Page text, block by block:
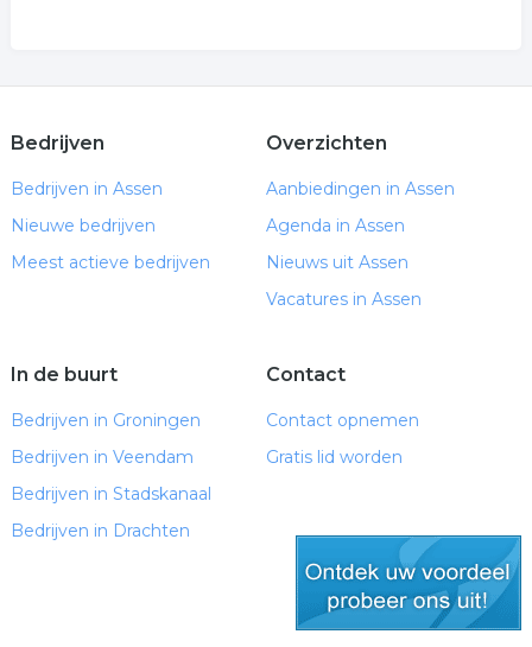
Bedrijven
Bedrijven in Assen
Nieuwe bedrijven
Meest actieve bedrijven
Overzichten
Aanbiedingen in Assen
Agenda in Assen
Nieuws uit Assen
Vacatures in Assen
In de buurt
Bedrijven in Groningen
Bedrijven in Veendam
Bedrijven in Stadskanaal
Bedrijven in Drachten
Contact
Contact opnemen
Gratis lid worden